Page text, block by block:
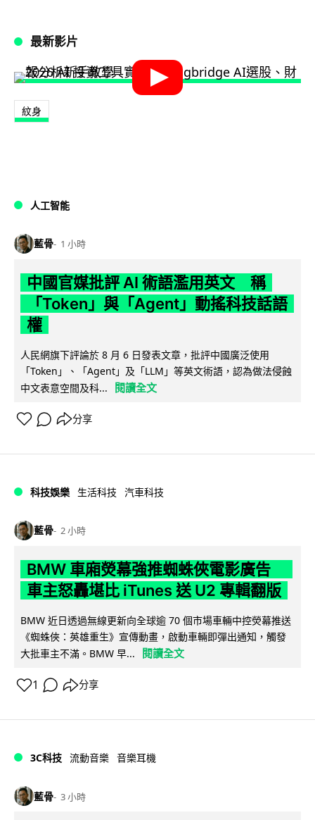
最新影片
紋身
人工智能
藍骨 1 小時
中國官媒批評 AI 術語濫用英文 稱
「Token」與「Agent」動搖科技話語
權
人民網旗下評論於 8 月 6 日發表文章，批評中國廣泛使用
「Token」、「Agent」及「LLM」等英文術語，認為做法侵蝕
中文表意空間及科...
閱讀全文
分享
科技娛樂 生活科技 汽車科技
藍骨 2 小時
BMW 車廂熒幕強推蜘蛛俠電影廣告
車主怒轟堪比 iTunes 送 U2 專輯翻版
BMW 近日透過無線更新向全球逾 70 個市場車輛中控熒幕推送
《蜘蛛俠：英雄重生》宣傳動畫，啟動車輛即彈出通知，觸發
大批車主不滿。BMW 早...
閱讀全文
1 分享
3C科技 流動音樂 音樂耳機
藍骨 3 小時